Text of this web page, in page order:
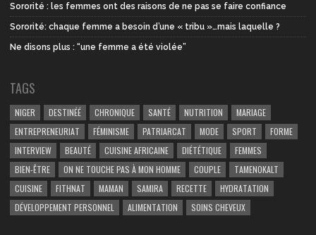
Sororité : les femmes ont des raisons de ne pas se faire confiance
Sororité: chaque femme a besoin d’une « tribu »…mais laquelle ?
Ne disons plus : “une femme a été violée”
TAGS
NIGER DESTINÉÉ CHRONIQUE SANTÉ NUTRITION
MARIAGE
ENTREPRENEURIAT
FÉMINISME PATRIARCAT MODE SPORT
FORME
INTERVIEW
BEAUTÉ CUISINE AFRICAINE DIÉTÉTIQUE
FEMMES
BIEN-ÊTRE
ON NE TOUCHE PAS À MON HOMME COUPLE
TAMENOKALT
CUISINE
FITHNAT MAMAN SAMIRA RECETTE
HYDRATATION
DÉVELOPPEMENT PERSONNEL
ALIMENTATION SOINS CHEVEUX